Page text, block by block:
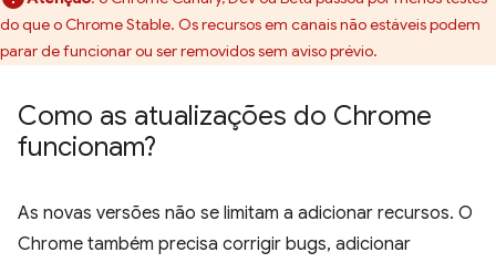
do que o Chrome Stable. Os recursos em canais não estáveis podem
parar de funcionar ou ser removidos sem aviso prévio.
Como as atualizações do Chrome
funcionam?
As novas versões não se limitam a adicionar recursos. O
Chrome também precisa corrigir bugs, adicionar